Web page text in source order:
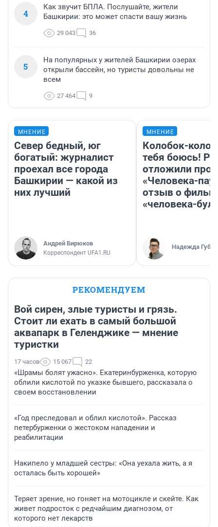
4
Как звучит БПЛА. Послушайте, жители
Башкирии: это может спасти вашу жизнь
29 043 36
5
На популярных у жителей Башкирии озерах
открыли бассейн, но туристы довольны не
всем
27 464 9
МНЕНИЕ
Север бедный, юг
богатый: журналист
проехал все города
Башкирии — какой из
них лучший
Андрей Бирюков
Корреспондент UFA1.RU
МНЕНИЕ
Колобок-
тебя боюсь!
отложили
«Человека-
отзыв о
«человека-
Надежда
РЕКОМЕНДУЕМ
Вой сирен, злые туристы и грязь.
Стоит ли ехать в самый большой
аквапарк в Геленджике — мнение
туристки
17 часов 15 067 22
«Шрамы болят ужасно». Екатеринбурженка, которую
облили кислотой по указке бывшего, рассказала о
своем восстановлении
«Год преследовал и облил кислотой». Рассказ
петербурженки о жестоком нападении и
реабилитации
Накипело у младшей сестры: «Она уехала жить, а я
осталась быть хорошей»
Теряет зрение, но гоняет на мотоцикле и скейте. Как
живет подросток с редчайшим диагнозом, от
которого нет лекарств